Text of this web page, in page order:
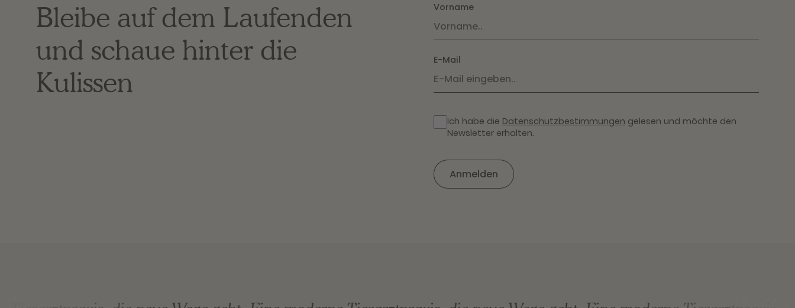
Bleibe auf dem Laufenden
und schaue hinter die
Kulissen
Vorname
E-Mail
Ich habe die Datenschutzbestimmungen gelesen und möchte den
Newsletter erhalten.